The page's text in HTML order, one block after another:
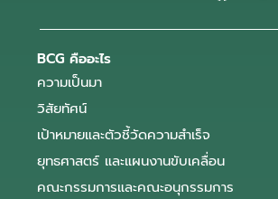
BCG คืออะไร
ความเป็นมา
วิสัยทัศน์
เป้าหมายและตัวชี้วัดความสำเร็จ
ยุทธศาสตร์ และแผนงานขับเคลื่อน
คณะกรรมการและคณะอนุกรรมการ